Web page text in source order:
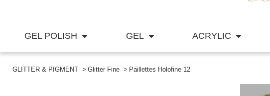
GEL POLISH GEL ACRYLIC
GLITTER & PIGMENT Glitter Fine Paillettes Holofine 12